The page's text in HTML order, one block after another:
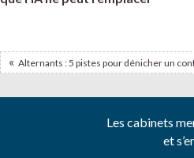
Alternants : 5 pistes pour dénicher un
Les cabinets
et